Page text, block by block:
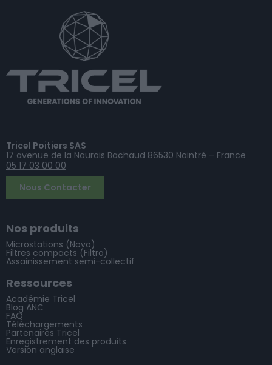
Tricel Poitiers SAS
17 avenue de la Naurais Bachaud 86530 Naintré – France
05 17 03 00 00
Nous Contacter
Nos produits
Microstations (Novo)
Filtres compacts (Filtro)
Assainissement semi-collectif
Ressources
Académie Tricel
Blog ANC
FAQ
Téléchargements
Partenaires Tricel
Enregistrement des produits
Version anglaise